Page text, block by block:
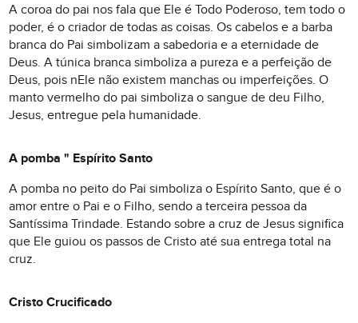
A coroa do pai nos fala que Ele é Todo Poderoso, tem todo o
poder, é o criador de todas as coisas. Os cabelos e a barba
branca do Pai simbolizam a sabedoria e a eternidade de
Deus. A túnica branca simboliza a pureza e a perfeição de
Deus, pois nEle não existem manchas ou imperfeições. O
manto vermelho do pai simboliza o sangue de deu Filho,
Jesus, entregue pela humanidade.
A pomba " Espírito Santo
A pomba no peito do Pai simboliza o Espírito Santo, que é o
amor entre o Pai e o Filho, sendo a terceira pessoa da
Santíssima Trindade. Estando sobre a cruz de Jesus significa
que Ele guiou os passos de Cristo até sua entrega total na
cruz.
Cristo Crucificado